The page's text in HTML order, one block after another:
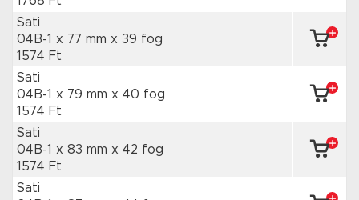
Sati
04B-1 x 77 mm x 39 fog
1574 Ft
Sati
04B-1 x 79 mm x 40 fog
1574 Ft
Sati
04B-1 x 83 mm x 42 fog
1574 Ft
Sati